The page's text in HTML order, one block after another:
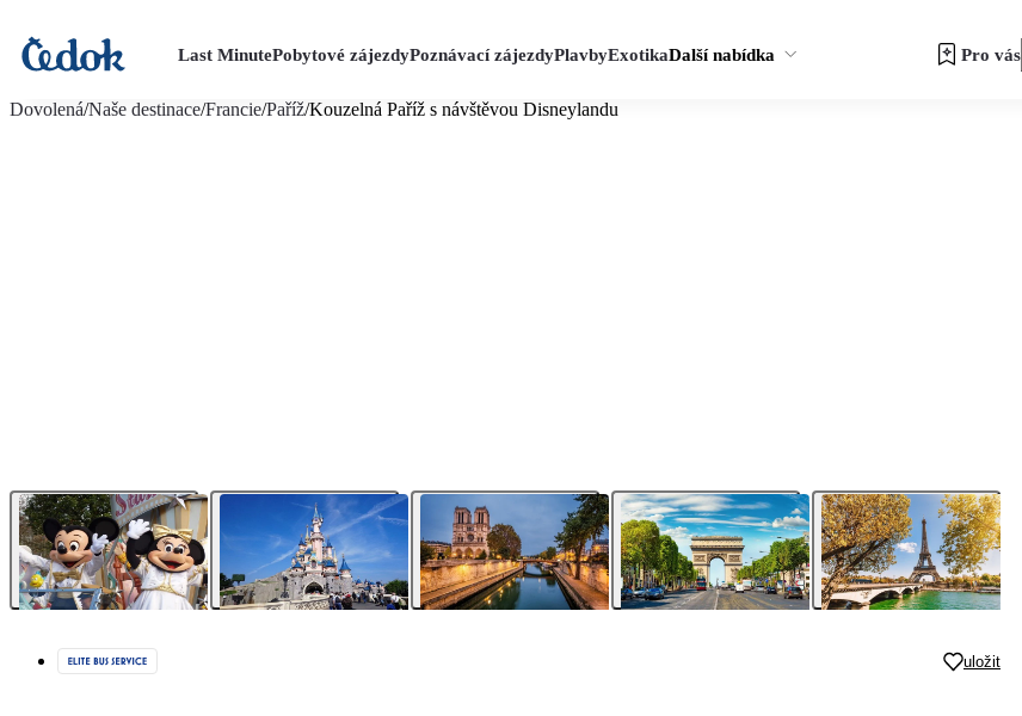
Last MinutePobytové zájezdyPoznávací zájezdyPlavbyExotikaDalší nabídka Pro vás
Dovolená/Naše destinace/Francie/Paříž/Kouzelná Paříž s návštěvou Disneylandu
uložit